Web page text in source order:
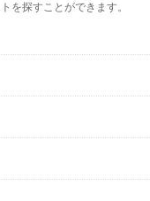
を探すことができます。